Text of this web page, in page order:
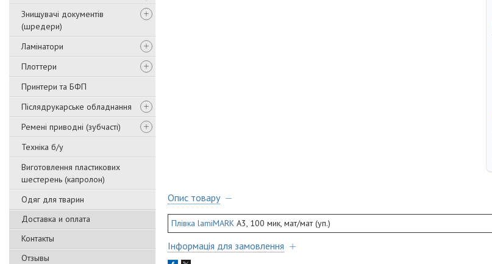
Знищувачі документів
(шредери)
Ламінатори
Плоттери
Принтери та БФП
Післядрукарське обладнання
Ремені приводні (зубчасті)
Техніка б/у
Виготовлення пластикових
шестерень (капролон)
Одяг для тварин
Доставка и оплата
Контакты
Отзывы
Опис товару
Плівка lamiMARK А3, 100 мик, мат/мат (уп.)
Інформація для замовлення